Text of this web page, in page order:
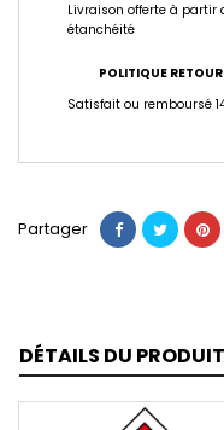
Livraison offerte à
étanchéité
POLITIQUE
Satisfait ou remboursé
Partager
DÉTAILS DU PRODUIT